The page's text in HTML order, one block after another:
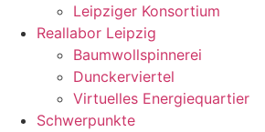
Leipziger Konsortium
Reallabor Leipzig
Baumwollspinnerei
Dunckerviertel
Virtuelles Energiequartier
Schwerpunkte